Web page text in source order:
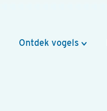
Ontdek vogels